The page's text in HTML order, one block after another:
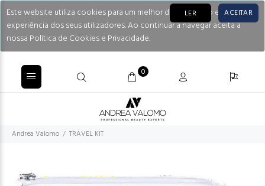
Este website utiliza cookies para um melhor desempenho e
experiência dos seus utilizadores. Ao continuar a navegar aceita a
nossa Política de Cookies e Privacidade.
LER ACEITAR
0
Andrea Valomo TRAVEL KIT